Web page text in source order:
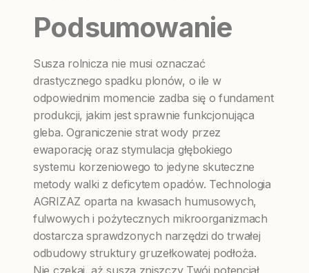
Podsumowanie
Susza rolnicza nie musi oznaczać
drastycznego spadku plonów, o ile w
odpowiednim momencie zadba się o fundament
produkcji, jakim jest sprawnie funkcjonująca
gleba. Ograniczenie strat wody przez
ewaporację oraz stymulacja głębokiego
systemu korzeniowego to jedyne skuteczne
metody walki z deficytem opadów. Technologia
AGRIZAZ oparta na kwasach humusowych,
fulwowych i pożytecznych mikroorganizmach
dostarcza sprawdzonych narzędzi do trwałej
odbudowy struktury gruzełkowatej podłoża.